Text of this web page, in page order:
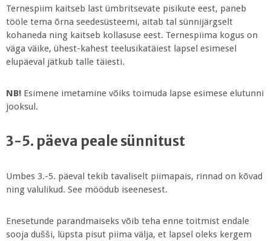
Ternespiim kaitseb last ümbritsevate pisikute eest, paneb
tööle tema õrna seedesüsteemi, aitab tal sünnijärgselt
kohaneda ning kaitseb kollasuse eest. Ternespiima kogus on
väga väike, ühest-kahest teelusikatäiest lapsel esimesel
elupäeval jätkub talle täiesti.
NB! Esimene imetamine võiks toimuda lapse esimese elutunni
jooksul.
3-5. päeva peale sünnitust
Umbes 3.-5. päeval tekib tavaliselt piimapais, rinnad on kõvad
ning valulikud. See möödub iseenesest.
Enesetunde parandmaiseks võib teha enne toitmist endale
sooja dušši, lüpsta pisut piima välja, et lapsel oleks kergem